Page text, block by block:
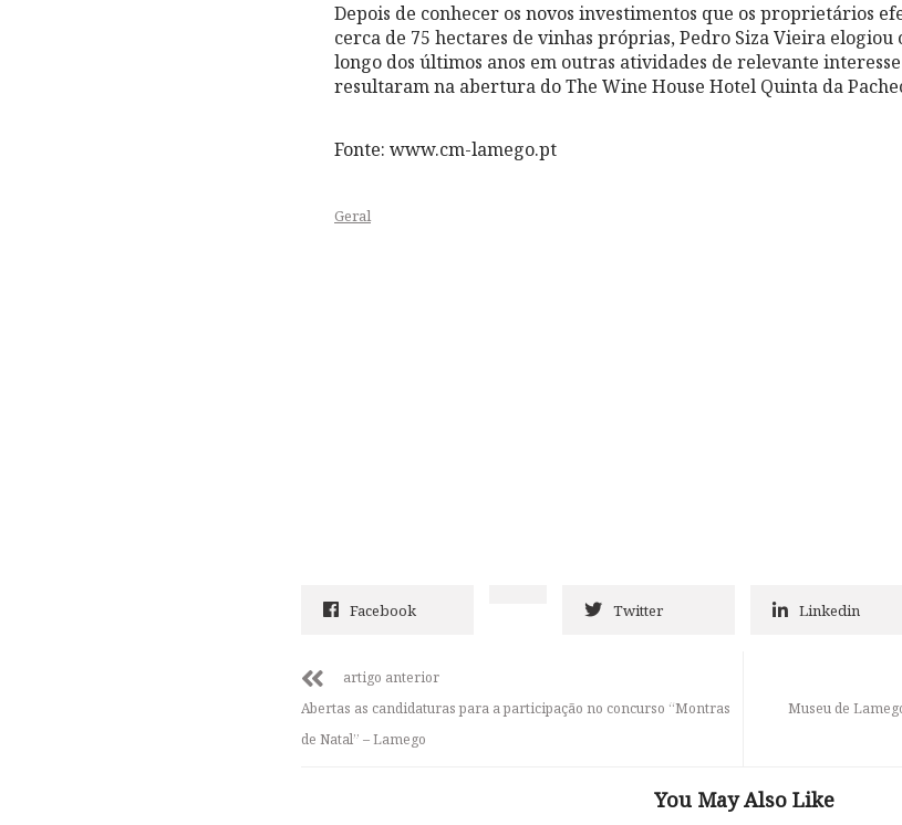
Depois de conhecer os novos investimentos que os proprietários
cerca de 75 hectares de vinhas próprias, Pedro Siza Vieira elogiou
longo dos últimos anos em outras atividades de relevante
resultaram na abertura do The Wine House Hotel Quinta da
Fonte: www.cm-lamego.pt
Geral
Facebook Twitter Linkedin
artigo anterior
Abertas as candidaturas para a participação no concurso “Montras
de Natal” – Lamego
Museu de
You May Also Like